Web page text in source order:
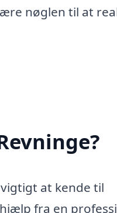
nøglen til at
at kende til
fra en